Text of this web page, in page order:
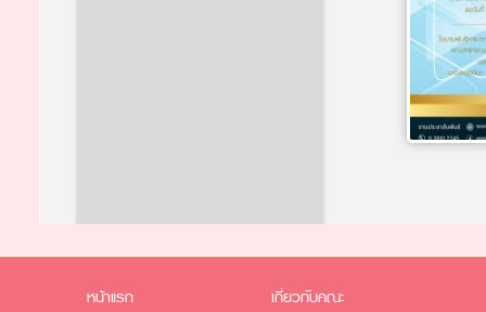
หน้าแรก
เกี่ยวกับคณะ